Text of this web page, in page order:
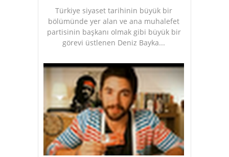
Türkiye siyaset tarihinin büyük bir
bölümünde yer alan ve ana muhalefet
partisinin başkanı olmak gibi büyük bir
görevi üstlenen Deniz Bayka...